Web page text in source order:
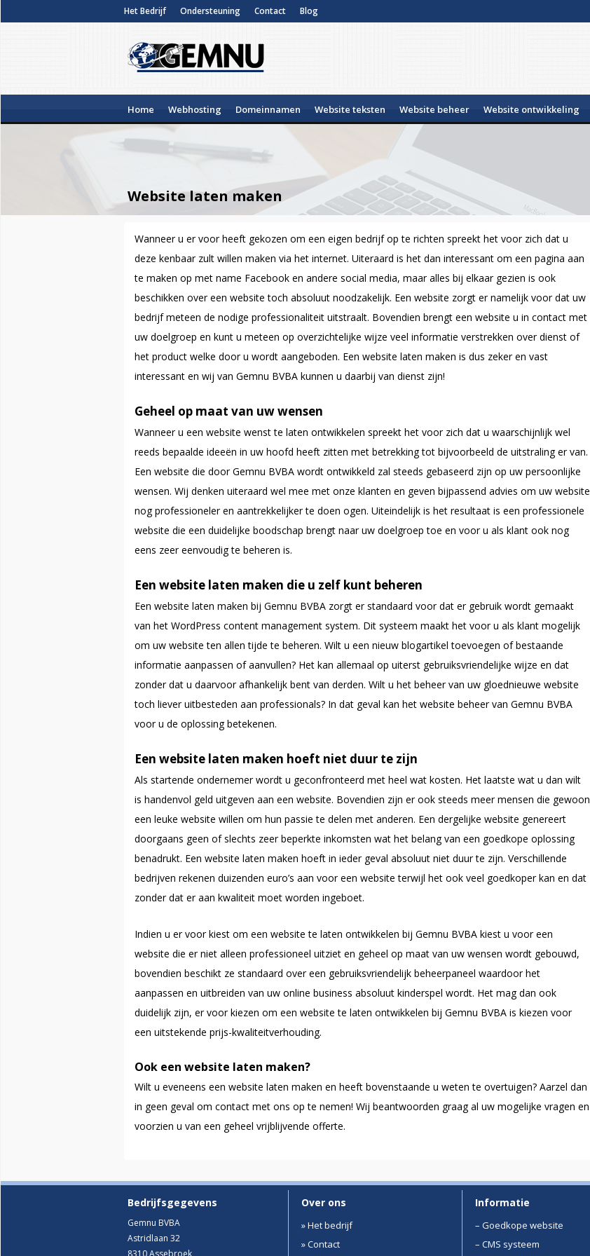
Het Bedrijf Ondersteuning Contact Blog
Home Webhosting Domeinnamen Website teksten Website beheer Website ontwikkeling
Website laten maken
Wanneer u er voor heeft gekozen om een eigen bedrijf op te richten spreekt het voor zich dat u
deze kenbaar zult willen maken via het internet. Uiteraard is het dan interessant om een pagina aan
te maken op met name Facebook en andere social media, maar alles bij elkaar gezien is ook
beschikken over een website toch absoluut noodzakelijk. Een website zorgt er namelijk voor dat uw
bedrijf meteen de nodige professionaliteit uitstraalt. Bovendien brengt een website u in contact met
uw doelgroep en kunt u meteen op overzichtelijke wijze veel informatie verstrekken over dienst of
het product welke door u wordt aangeboden. Een website laten maken is dus zeker en vast
interessant en wij van Gemnu BVBA kunnen u daarbij van dienst zijn!
Geheel op maat van uw wensen
Wanneer u een website wenst te laten ontwikkelen spreekt het voor zich dat u waarschijnlijk wel
reeds bepaalde ideeën in uw hoofd heeft zitten met betrekking tot bijvoorbeeld de uitstraling er van.
Een website die door Gemnu BVBA wordt ontwikkeld zal steeds gebaseerd zijn op uw persoonlijke
wensen. Wij denken uiteraard wel mee met onze klanten en geven bijpassend advies om uw website
nog professioneler en aantrekkelijker te doen ogen. Uiteindelijk is het resultaat is een professionele
website die een duidelijke boodschap brengt naar uw doelgroep toe en voor u als klant ook nog
eens zeer eenvoudig te beheren is.
Een website laten maken die u zelf kunt beheren
Een website laten maken bij Gemnu BVBA zorgt er standaard voor dat er gebruik wordt gemaakt
van het WordPress content management system. Dit systeem maakt het voor u als klant mogelijk
om uw website ten allen tijde te beheren. Wilt u een nieuw blogartikel toevoegen of bestaande
informatie aanpassen of aanvullen? Het kan allemaal op uiterst gebruiksvriendelijke wijze en dat
zonder dat u daarvoor afhankelijk bent van derden. Wilt u het beheer van uw gloednieuwe website
toch liever uitbesteden aan professionals? In dat geval kan het website beheer van Gemnu BVBA
voor u de oplossing betekenen.
Een website laten maken hoeft niet duur te zijn
Als startende ondernemer wordt u geconfronteerd met heel wat kosten. Het laatste wat u dan wilt
is handenvol geld uitgeven aan een website. Bovendien zijn er ook steeds meer mensen die gewoon
een leuke website willen om hun passie te delen met anderen. Een dergelijke website genereert
doorgaans geen of slechts zeer beperkte inkomsten wat het belang van een goedkope oplossing
benadrukt. Een website laten maken hoeft in ieder geval absoluut niet duur te zijn. Verschillende
bedrijven rekenen duizenden euro’s aan voor een website terwijl het ook veel goedkoper kan en dat
zonder dat er aan kwaliteit moet worden ingeboet.
Indien u er voor kiest om een website te laten ontwikkelen bij Gemnu BVBA kiest u voor een
website die er niet alleen professioneel uitziet en geheel op maat van uw wensen wordt gebouwd,
bovendien beschikt ze standaard over een gebruiksvriendelijk beheerpaneel waardoor het
aanpassen en uitbreiden van uw online business absoluut kinderspel wordt. Het mag dan ook
duidelijk zijn, er voor kiezen om een website te laten ontwikkelen bij Gemnu BVBA is kiezen voor
een uitstekende prijs-kwaliteitverhouding.
Ook een website laten maken?
Wilt u eveneens een website laten maken en heeft bovenstaande u weten te overtuigen? Aarzel dan
in geen geval om contact met ons op te nemen! Wij beantwoorden graag al uw mogelijke vragen en
voorzien u van een geheel vrijblijvende offerte.
Bedrijfsgegevens
Gemnu BVBA
Astridlaan 32
8310 Assebroek
Over ons
» Het bedrijf
» Contact
Informatie
– Goedkope website
– CMS systeem